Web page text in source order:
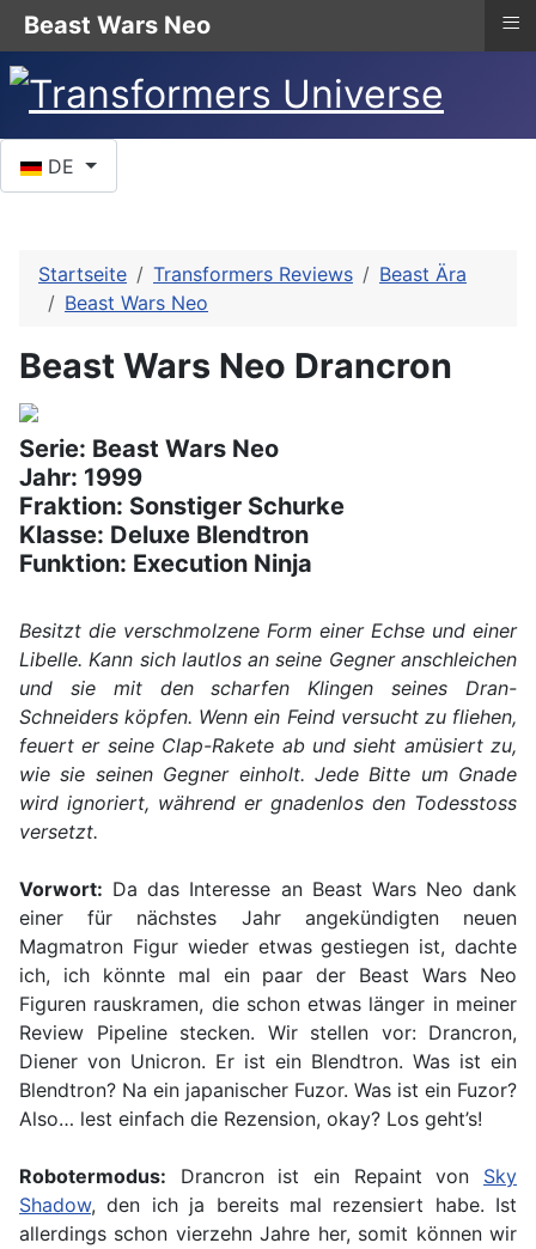
DE
Startseite Transformers Reviews
Beast Ära
Beast Wars Neo
Beast Wars Neo Drancron
Serie: Beast Wars Neo
Jahr: 1999
Fraktion: Sonstiger Schurke
Klasse: Deluxe Blendtron
Funktion: Execution Ninja
Besitzt die verschmolzene Form einer Echse und einer
Libelle. Kann sich lautlos an seine Gegner anschleichen
und sie mit den scharfen Klingen seines Dran-
Schneiders köpfen. Wenn ein Feind versucht zu fliehen,
feuert er seine Clap-Rakete ab und sieht amüsiert zu,
wie sie seinen Gegner einholt. Jede Bitte um Gnade
wird ignoriert, während er gnadenlos den Todesstoss
versetzt.
Vorwort: Da das Interesse an Beast Wars Neo dank
einer für nächstes Jahr angekündigten neuen
Magmatron Figur wieder etwas gestiegen ist, dachte
ich, ich könnte mal ein paar der Beast Wars Neo
Figuren rauskramen, die schon etwas länger in meiner
Review Pipeline stecken. Wir stellen vor: Drancron,
Diener von Unicron. Er ist ein Blendtron. Was ist ein
Blendtron? Na ein japanischer Fuzor. Was ist ein Fuzor?
Also… lest einfach die Rezension, okay? Los geht’s!
Robotermodus: Drancron ist ein Repaint von Sky
Shadow, den ich ja bereits mal rezensiert habe. Ist
allerdings schon vierzehn Jahre her, somit können wir
Beast Wars Neo ≡